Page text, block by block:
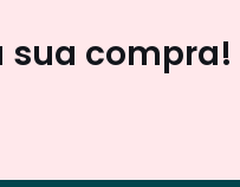
sua compra!